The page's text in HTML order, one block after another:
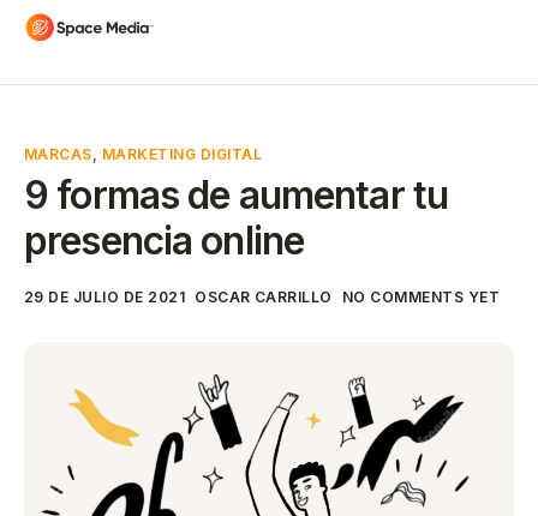
MARCAS, MARKETING DIGITAL
9 formas de aumentar tu
presencia online
29 DE JULIO DE 2021 OSCAR CARRILLO NO COMMENTS YET